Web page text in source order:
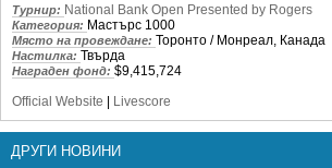
Турнир: National Bank Open Presented by Rogers
Категория: Мастърс 1000
Място на провеждане: Торонто / Монреал, Канада
Настилка: Твърда
Награден фонд: $9,415,724
Official Website | Livescore
ДРУГИ НОВИНИ